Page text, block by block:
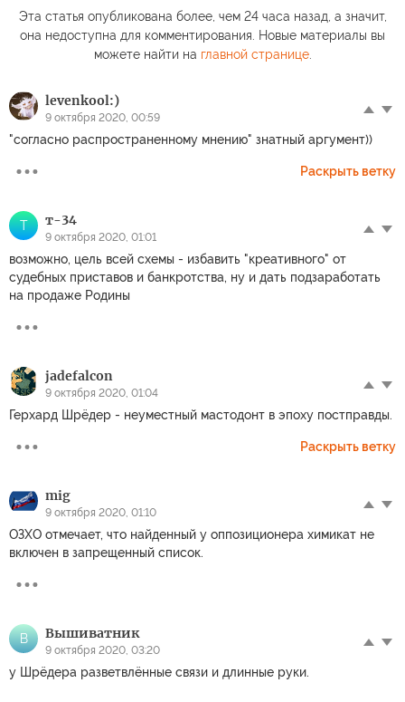
Эта статья опубликована более, чем 24 часа назад, а значит,
она недоступна для комментирования. Новые материалы вы
можете найти на главной странице.
levenkool:)
9 октября 2020, 00:59
"согласно распространенному мнению" знатный аргумент))
Раскрыть ветку
Т т-34
9 октября 2020, 01:01
возможно, цель всей схемы - избавить "креативного" от
судебных приставов и банкротства, ну и дать подзаработать
на продаже Родины
jadefalcon
9 октября 2020, 01:04
Герхард Шрёдер - неуместный мастодонт в эпоху постправды.
Раскрыть ветку
mig
9 октября 2020, 01:10
ОЗХО отмечает, что найденный у оппозиционера химикат не
включен в запрещенный список.
В Вышиватник
9 октября 2020, 03:20
у Шрёдера разветвлённые связи и длинные руки.